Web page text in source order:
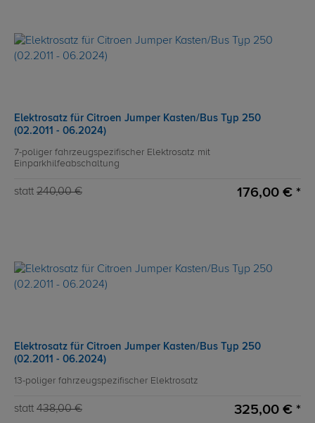
Elektrosatz für Citroen Jumper Kasten/Bus Typ 250
(02.2011 - 06.2024)
7-poliger fahrzeugspezifischer Elektrosatz mit
Einparkhilfeabschaltung
statt 240,00 € 176,00 € *
Elektrosatz für Citroen Jumper Kasten/Bus Typ 250
(02.2011 - 06.2024)
13-poliger fahrzeugspezifischer Elektrosatz
statt 438,00 € 325,00 € *